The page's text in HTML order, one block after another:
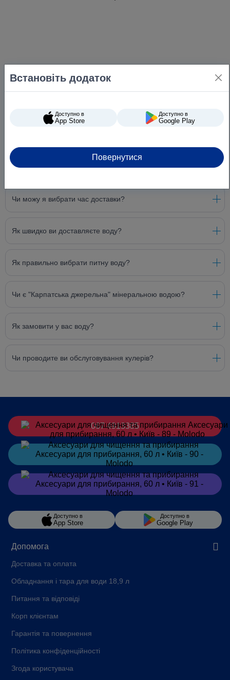
Чи можу я вибрати час доставки?
Як швидко ви доставляєте воду?
Як правильно вибрати питну воду?
Чи є "Карпатська джерельна" мінеральною водою?
Як замовити у вас воду?
Чи проводите ви обслуговування кулерів?
Допомога
Доставка та оплата
Обладнання і тара для води 18,9 л
Питання та відповіді
Корп клієнтам
Гарантія та повернення
Політика конфіденційності
Згода користувача
067 4913385
Замовитив Telegram
Замовитив Viber
Доступно в
App Store
Доступно в
Google Play
Встановіть додаток
Доступно в
App Store
Доступно в
Google Play
Повернутися